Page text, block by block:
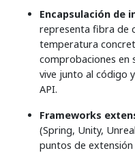
Encapsulación de
representa fibra de
temperatura
comprobaciones en
vive junto al código
API.
Frameworks
(Spring, Unity,
puntos de